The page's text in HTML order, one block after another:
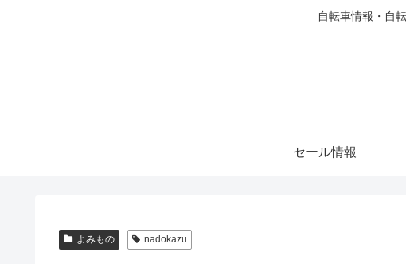
自転車情報・自
セール情報
よみもの nadokazu